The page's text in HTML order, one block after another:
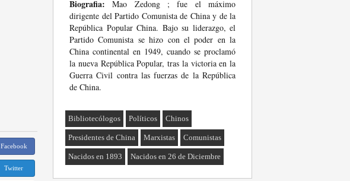
Facebook
Twitter
Biografia: Mao Zedong ; fue el máximo
dirigente del Partido Comunista de China y de la
República Popular China. Bajo su liderazgo, el
Partido Comunista se hizo con el poder en la
China continental en 1949, cuando se proclamó
la nueva República Popular, tras la victoria en la
Guerra Civil contra las fuerzas de la República
de China.
Bibliotecólogos Políticos Chinos
Presidentes de China Marxistas Comunistas
Nacidos en 1893 Nacidos en 26 de Diciembre